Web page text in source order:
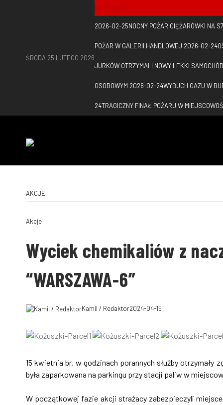
ŚRODA 25 LUTEGO 2026
NA GORĄCO
2026-02-25NOCNY POŻAR CIĘŻARÓWKI NA S7
POŻAR W GALERII HANDLOWEJ 2026-02-24
JURKÓW OTRZYMALI NOWY LEKKI
OSOBOWYM 2026-02-24WYBUCH GAZU W
24TRAGICZNY FINAŁ POŻARU W
AKCJE
Akcje
Wyciek chemikaliów z
“WARSZAWA-6”
Kamil / Redaktor2024-04-15
15 kwietnia br. w godzinach porannych służby
była zaparkowana na parkingu przy stacji paliw w
W początkowej fazie akcji strażacy zabezpieczyli